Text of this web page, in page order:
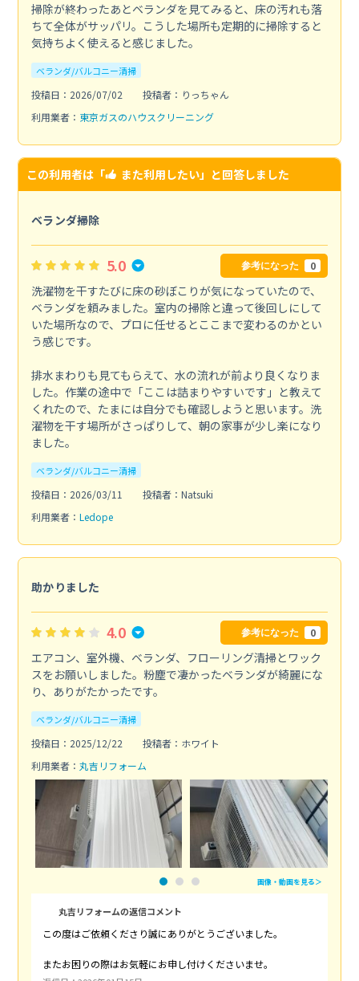
掃除が終わったあとベランダを見てみると、床の汚れも落
ちて全体がサッパリ。こうした場所も定期的に掃除すると
気持ちよく使えると感じました。
ベランダ/バルコニー清掃
投稿日：2026/07/02
投稿者：りっちゃん
利用業者： 東京ガスのハウスクリーニング
この利用者は「 また利用したい」と回答しました
ベランダ掃除
5.0 参考になった 0
洗濯物を干すたびに床の砂ぼこりが気になっていたので、
ベランダを頼みました。室内の掃除と違って後回しにして
いた場所なので、プロに任せるとここまで変わるのかとい
う感じです。
排水まわりも見てもらえて、水の流れが前より良くなりま
した。作業の途中で「ここは詰まりやすいです」と教えて
くれたので、たまには自分でも確認しようと思います。洗
濯物を干す場所がさっぱりして、朝の家事が少し楽になり
ました。
ベランダ/バルコニー清掃
投稿日：2026/03/11
投稿者：Natsuki
利用業者： Ledope
助かりました
4.0 参考になった 0
エアコン、室外機、ベランダ、フローリング清掃とワック
スをお願いしました。粉塵で凄かったベランダが綺麗にな
り、ありがたかったです。
ベランダ/バルコニー清掃
投稿日：2025/12/22
投稿者：ホワイト
利用業者： 丸吉リフォーム
画像・動画を見る＞
丸吉リフォームの返信コメント
この度はご依頼くださり誠にありがとうございました。
またお困りの際はお気軽にお申し付けくださいませ。